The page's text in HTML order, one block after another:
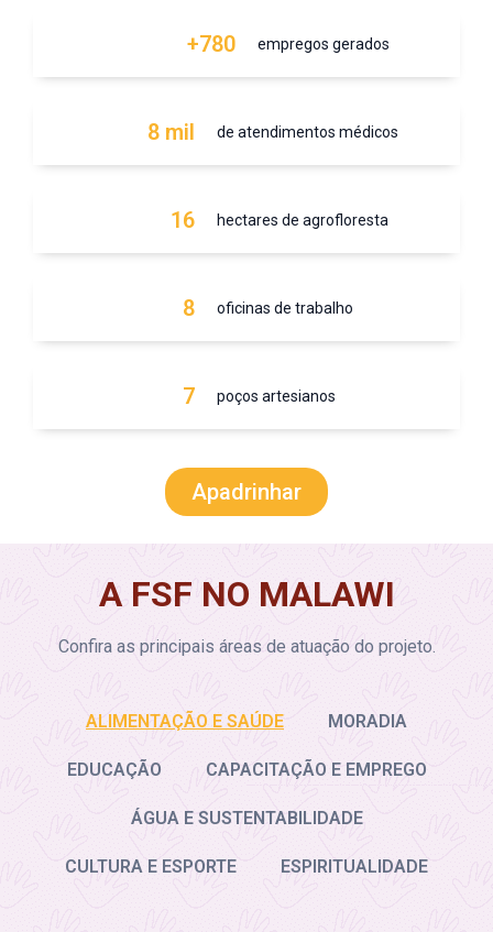
+780 empregos gerados
8 mil de atendimentos médicos
16 hectares de agrofloresta
8 oficinas de trabalho
7 poços artesianos
Apadrinhar
A FSF NO MALAWI
Confira as principais áreas de atuação do projeto.
ALIMENTAÇÃO E SAÚDE MORADIA
EDUCAÇÃO CAPACITAÇÃO E EMPREGO
ÁGUA E SUSTENTABILIDADE
CULTURA E ESPORTE ESPIRITUALIDADE